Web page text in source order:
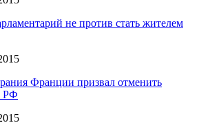
не против стать жителем
Франции призвал отменить
РФ